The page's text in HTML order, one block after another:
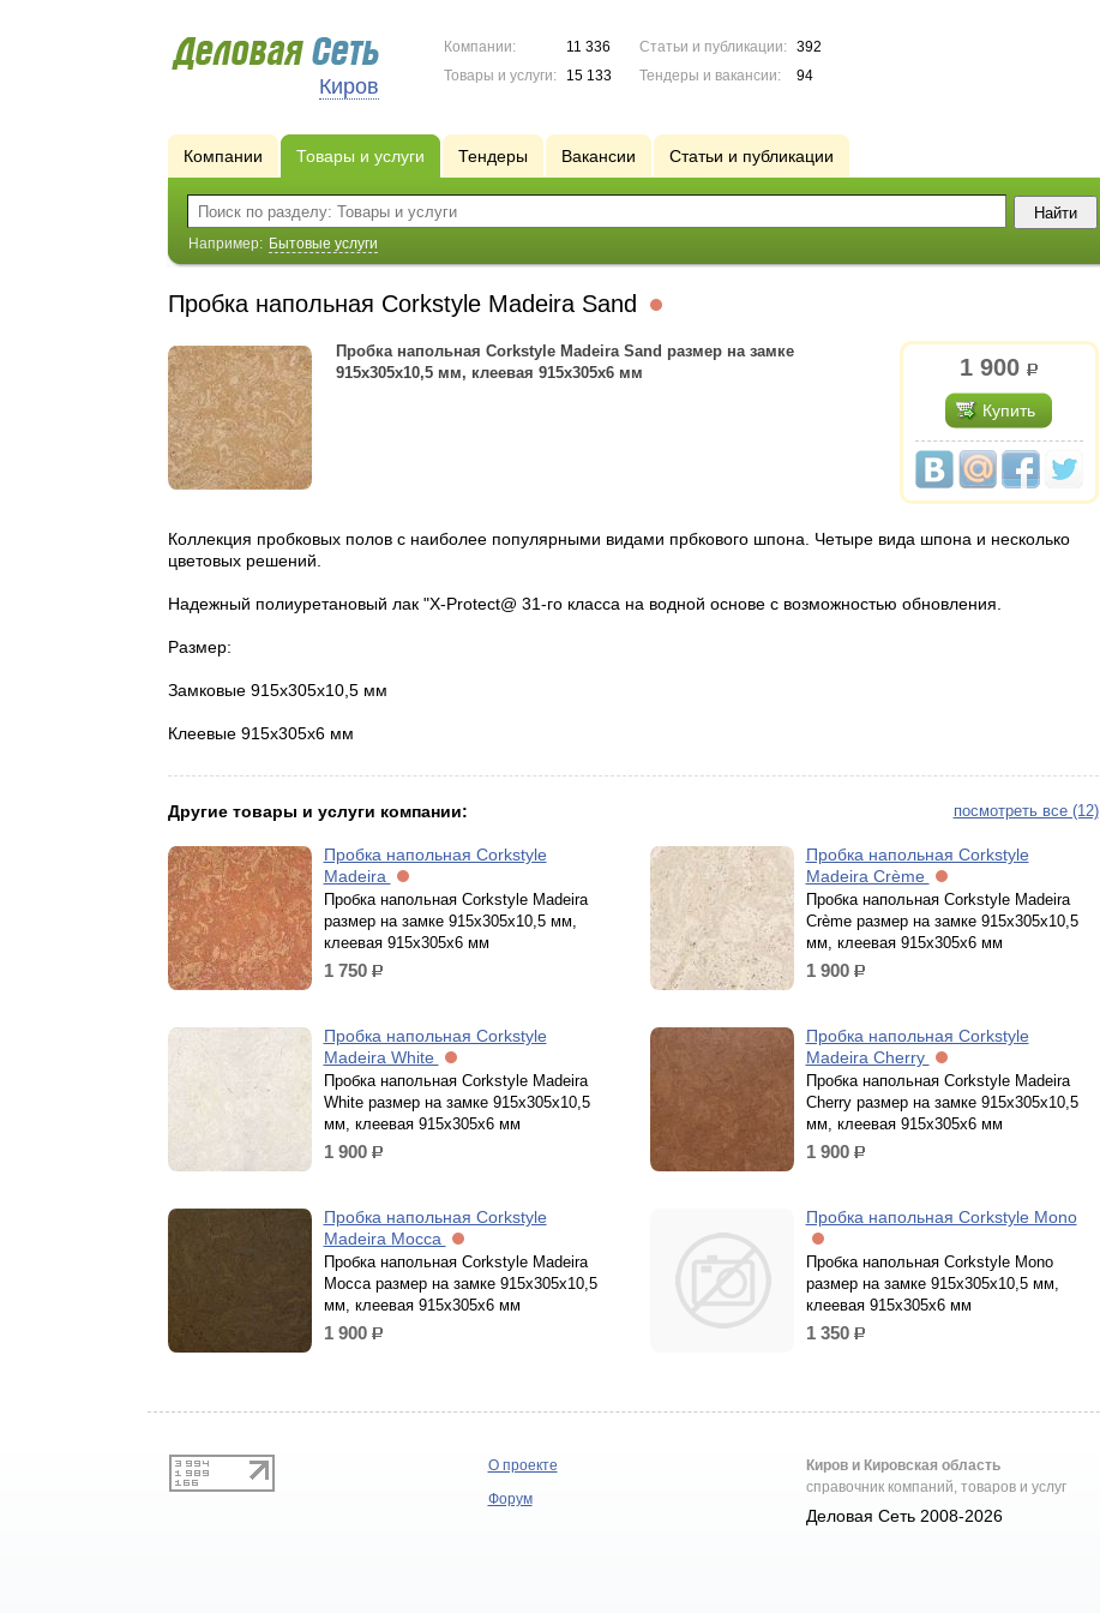
Киров
Компании:
11 336
Товары и услуги:
15 133
Статьи и публикации:
392
Тендеры и вакансии:
94
Компании Товары и услуги Тендеры Вакансии Статьи и публикации
Например: Бытовые услуги
Пробка напольная Corkstyle Madeira Sand
1 900 р.
Купить
Пробка напольная Corkstyle Madeira Sand размер на замке
915х305х10,5 мм, клеевая 915х305х6 мм
Коллекция пробковых полов с наиболее популярными видами прбкового шпона. Четыре вида шпона и несколько
цветовых решений.
Надежный полиуретановый лак "Х-Protect@ 31-го класса на водной основе с возможностью обновления.
Размер:
Замковые 915х305х10,5 мм
Клеевые 915х305х6 мм
посмотреть все (12)
Другие товары и услуги компании:
Пробка напольная Corkstyle
Madeira
Пробка напольная Corkstyle Madeira
размер на замке 915х305х10,5 мм,
клеевая 915х305х6 мм
1 750 р.
Пробка напольная Corkstyle
Madeira Crème
Пробка напольная Corkstyle Madeira
Crème размер на замке 915х305х10,5
мм, клеевая 915х305х6 мм
1 900 р.
Пробка напольная Corkstyle
Madeira White
Пробка напольная Corkstyle Madeira
White размер на замке 915х305х10,5
мм, клеевая 915х305х6 мм
1 900 р.
Пробка напольная Corkstyle
Madeira Cherry
Пробка напольная Corkstyle Madeira
Cherry размер на замке 915х305х10,5
мм, клеевая 915х305х6 мм
1 900 р.
Пробка напольная Corkstyle
Madeira Mocca
Пробка напольная Corkstyle Madeira
Mocca размер на замке 915х305х10,5
мм, клеевая 915х305х6 мм
1 900 р.
Пробка напольная Corkstyle Mono
Пробка напольная Corkstyle Mono
размер на замке 915х305х10,5 мм,
клеевая 915х305х6 мм
1 350 р.
О проекте
Форум
Киров и Кировская область
справочник компаний, товаров и услуг
Деловая Сеть 2008-2026